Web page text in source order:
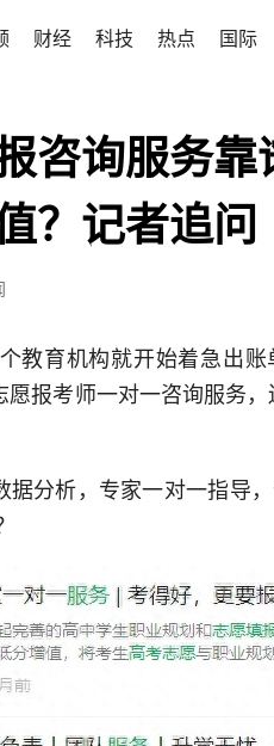
财经 科技 热点 国际
咨询服务
？记者追问
教育机构就开始着急出
报考师一对一咨询服务
分析，专家一对一指导